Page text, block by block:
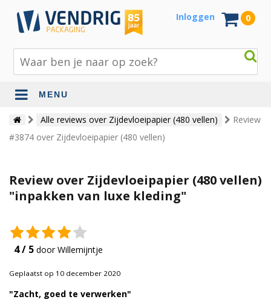
Inloggen 0
MENU
Beschermingsmateriaal
Bouw- en tuinmaterialen
Jute en lopers
Tape en stickers
Alle reviews over Zijdevloeipapier (480 vellen)
Review
#3874 over Zijdevloeipapier (480 vellen)
Review over Zijdevloeipapier (480 vellen)
"inpakken van luxe kleding"
4 / 5 door Willemijntje
Geplaatst op 10 december 2020
"Zacht, goed te verwerken"